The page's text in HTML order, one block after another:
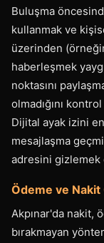
Buluşma
kullanmak ve
üzerinden
haberleşmek
noktasını
olmadığını
Dijital ayak izini
mesajlaşma
adresini gizlemek
Ödeme ve Nakit
Akpınar'da nakit,
bırakmayan